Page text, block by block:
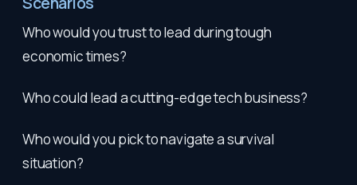
Who would you trust to lead during tough
economic times?
Who could lead a cutting-edge tech business?
Who would you pick to navigate a survival
situation?